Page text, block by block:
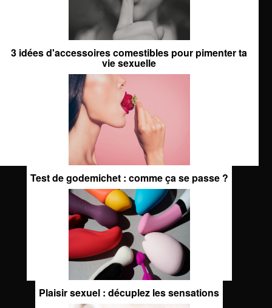
3 idées d'accessoires comestibles pour pimenter ta
vie sexuelle
Test de godemichet : comme ça se passe ?
Plaisir sexuel : décuplez les sensations